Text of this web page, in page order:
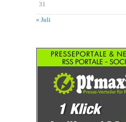
31
« Juli